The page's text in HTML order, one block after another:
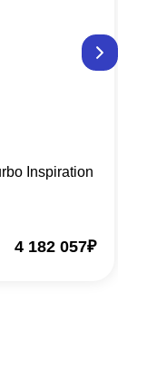
Inspiration
4 182 057₽